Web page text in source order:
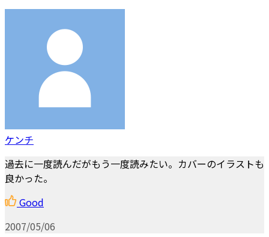
ケンチ
過去に一度読んだがもう一度読みたい。カバーのイラストも
良かった。
Good
2007/05/06